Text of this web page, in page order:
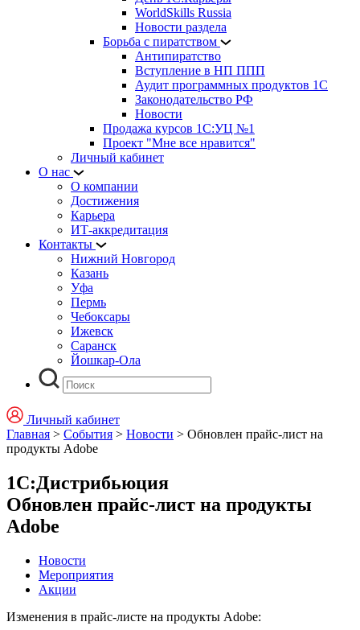
WorldSkills Russia
Новости раздела
Борьба с пиратством
Антипиратство
Вступление в НП ППП
Аудит программных продуктов 1С
Законодательство РФ
Новости
Продажа курсов 1С:УЦ №1
Проект "Мне все нравится"
Личный кабинет
О нас
О компании
Достижения
Карьера
ИТ-аккредитация
Контакты
Нижний Новгород
Казань
Уфа
Пермь
Чебоксары
Ижевск
Саранск
Йошкар-Ола
Личный кабинет
Главная > События > Новости > Обновлен прайс-лист на
продукты Adobe
1С:Дистрибьюция
Обновлен прайс-лист на продукты
Adobe
Новости
Мероприятия
Акции
Изменения в прайс-листе на продукты Adobe: